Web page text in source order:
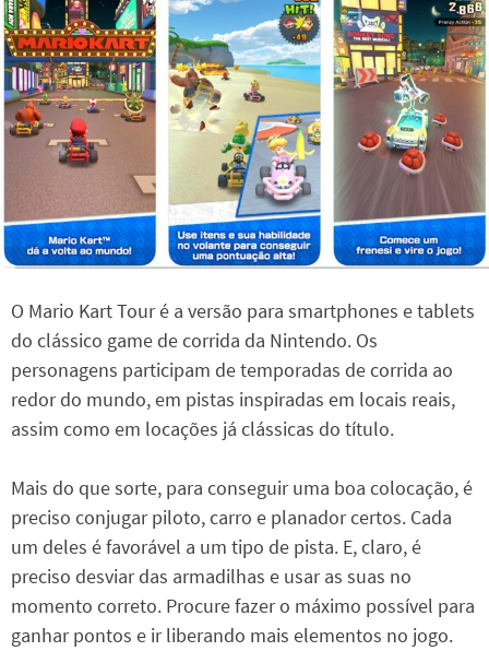
O Mario Kart Tour é a versão para smartphones e tablets
do clássico game de corrida da Nintendo. Os
personagens participam de temporadas de corrida ao
redor do mundo, em pistas inspiradas em locais reais,
assim como em locações já clássicas do título.
Mais do que sorte, para conseguir uma boa colocação, é
preciso conjugar piloto, carro e planador certos. Cada
um deles é favorável a um tipo de pista. E, claro, é
preciso desviar das armadilhas e usar as suas no
momento correto. Procure fazer o máximo possível para
ganhar pontos e ir liberando mais elementos no jogo.